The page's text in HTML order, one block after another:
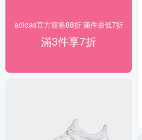
adidas官方寵爸88折 滿件最低7折
滿3件享7折